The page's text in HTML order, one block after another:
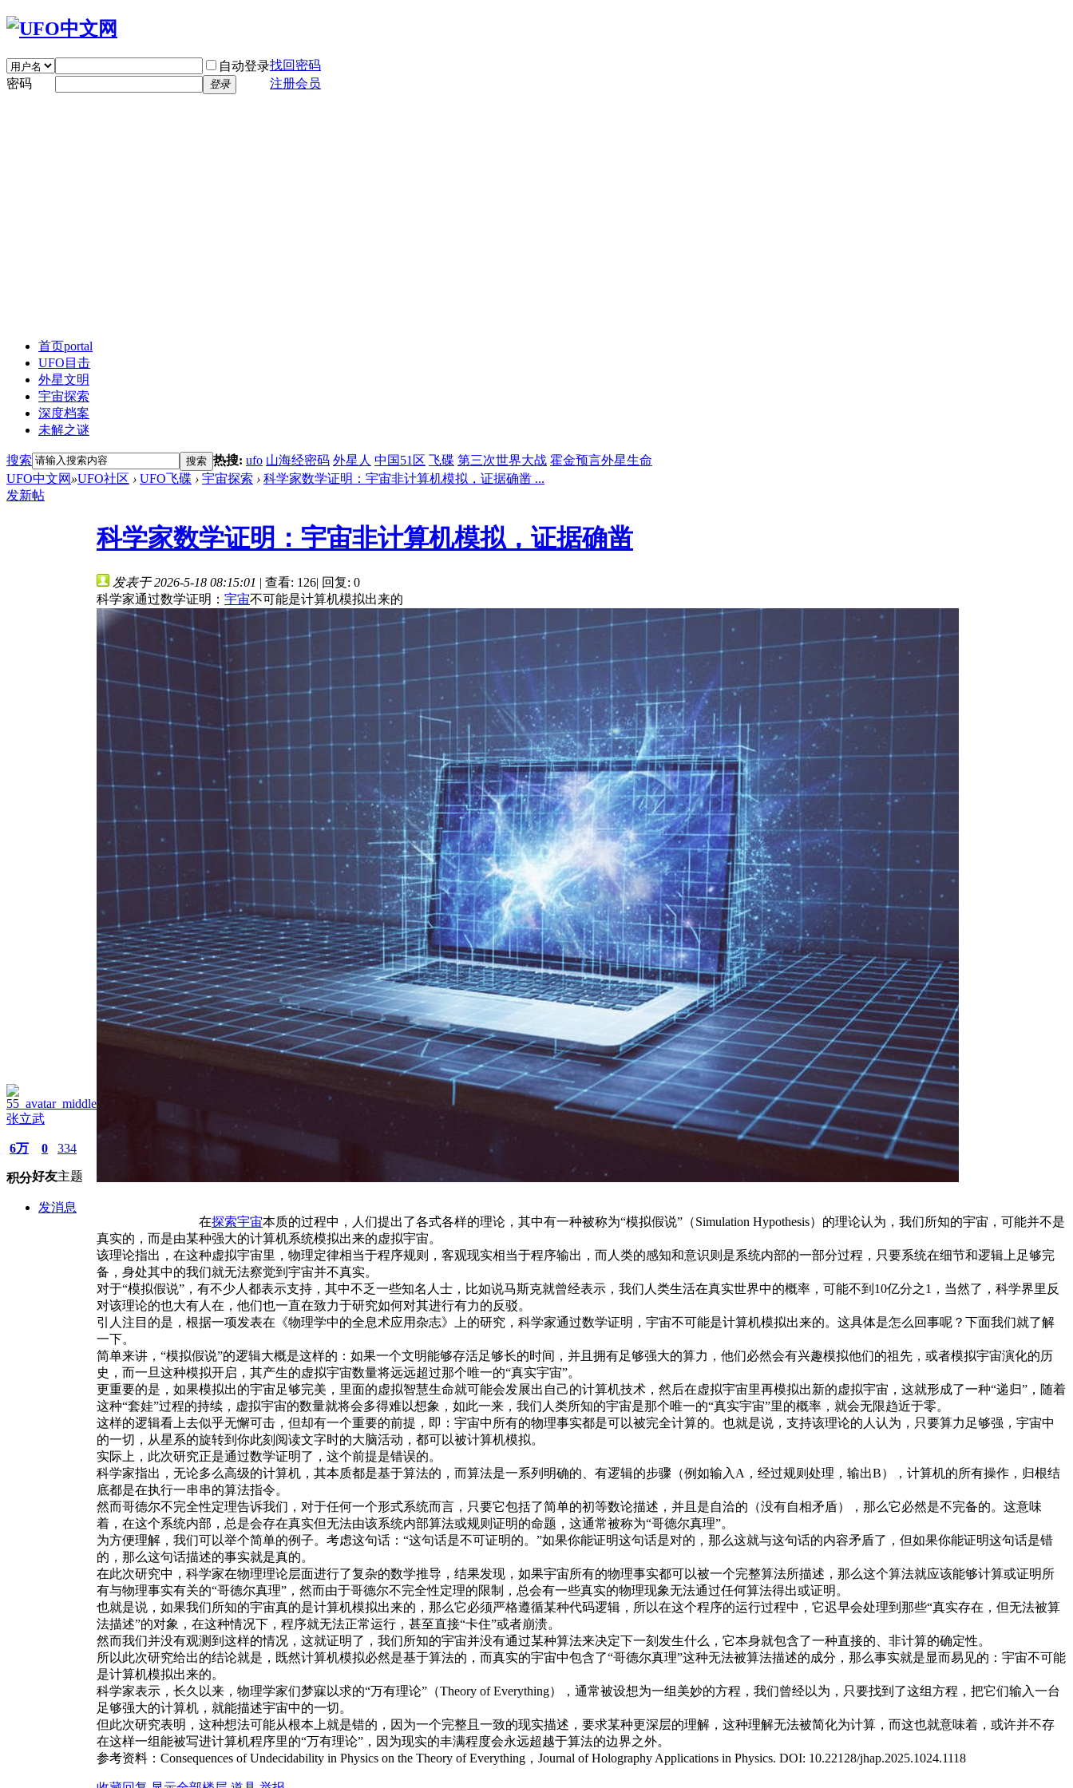
自动登录找回密码
密码
登录 注册会员
首页portal
UFO目击
外星文明
宇宙探索
深度档案
未解之谜
搜索 搜索 热搜: ufo 山海经密码 外星人 中国51区 飞碟 第三次世界大战 霍金预言外星生命
UFO中文网 »UFO社区 › UFO飞碟 › 宇宙探索 › 科学家数学证明：宇宙非计算机模拟，证据确凿 ...
发新帖
张立武
6万
积分
0
好友
334
主题
发消息
科学家数学证明：宇宙非计算机模拟，证据确凿
发表于 2026-5-18 08:15:01 | 查看: 126| 回复: 0
科学家通过数学证明： 宇宙不可能是计算机模拟出来的
在探索宇宙本质的过程中，人们提出了各式各样的理论，其中有一种被称为“模拟假说”（Simulation Hypothesis）的理论认为，我们所知的宇宙，可能并不是
真实的，而是由某种强大的计算机系统模拟出来的虚拟宇宙。
该理论指出，在这种虚拟宇宙里，物理定律相当于程序规则，客观现实相当于程序输出，而人类的感知和意识则是系统内部的一部分过程，只要系统在细节和逻辑上足够完
备，身处其中的我们就无法察觉到宇宙并不真实。
对于“模拟假说”，有不少人都表示支持，其中不乏一些知名人士，比如说马斯克就曾经表示，我们人类生活在真实世界中的概率，可能不到10亿分之1，当然了，科学界里反
对该理论的也大有人在，他们也一直在致力于研究如何对其进行有力的反驳。
引人注目的是，根据一项发表在《物理学中的全息术应用杂志》上的研究，科学家通过数学证明，宇宙不可能是计算机模拟出来的。这具体是怎么回事呢？下面我们就了解
一下。
简单来讲，“模拟假说”的逻辑大概是这样的：如果一个文明能够存活足够长的时间，并且拥有足够强大的算力，他们必然会有兴趣模拟他们的祖先，或者模拟宇宙演化的历
史，而一旦这种模拟开启，其产生的虚拟宇宙数量将远远超过那个唯一的“真实宇宙”。
更重要的是，如果模拟出的宇宙足够完美，里面的虚拟智慧生命就可能会发展出自己的计算机技术，然后在虚拟宇宙里再模拟出新的虚拟宇宙，这就形成了一种“递归”，随着
这种“套娃”过程的持续，虚拟宇宙的数量就将会多得难以想象，如此一来，我们人类所知的宇宙是那个唯一的“真实宇宙”里的概率，就会无限趋近于零。
这样的逻辑看上去似乎无懈可击，但却有一个重要的前提，即：宇宙中所有的物理事实都是可以被完全计算的。也就是说，支持该理论的人认为，只要算力足够强，宇宙中
的一切，从星系的旋转到你此刻阅读文字时的大脑活动，都可以被计算机模拟。
实际上，此次研究正是通过数学证明了，这个前提是错误的。
科学家指出，无论多么高级的计算机，其本质都是基于算法的，而算法是一系列明确的、有逻辑的步骤（例如输入A，经过规则处理，输出B），计算机的所有操作，归根结
底都是在执行一串串的算法指令。
然而哥德尔不完全性定理告诉我们，对于任何一个形式系统而言，只要它包括了简单的初等数论描述，并且是自洽的（没有自相矛盾），那么它必然是不完备的。这意味
着，在这个系统内部，总是会存在真实但无法由该系统内部算法或规则证明的命题，这通常被称为“哥德尔真理”。
为方便理解，我们可以举个简单的例子。考虑这句话：“这句话是不可证明的。”如果你能证明这句话是对的，那么这就与这句话的内容矛盾了，但如果你能证明这句话是错
的，那么这句话描述的事实就是真的。
在此次研究中，科学家在物理理论层面进行了复杂的数学推导，结果发现，如果宇宙所有的物理事实都可以被一个完整算法所描述，那么这个算法就应该能够计算或证明所
有与物理事实有关的“哥德尔真理”，然而由于哥德尔不完全性定理的限制，总会有一些真实的物理现象无法通过任何算法得出或证明。
也就是说，如果我们所知的宇宙真的是计算机模拟出来的，那么它必须严格遵循某种代码逻辑，所以在这个程序的运行过程中，它迟早会处理到那些“真实存在，但无法被算
法描述”的对象，在这种情况下，程序就无法正常运行，甚至直接“卡住”或者崩溃。
然而我们并没有观测到这样的情况，这就证明了，我们所知的宇宙并没有通过某种算法来决定下一刻发生什么，它本身就包含了一种直接的、非计算的确定性。
所以此次研究给出的结论就是，既然计算机模拟必然是基于算法的，而真实的宇宙中包含了“哥德尔真理”这种无法被算法描述的成分，那么事实就是显而易见的：宇宙不可能
是计算机模拟出来的。
科学家表示，长久以来，物理学家们梦寐以求的“万有理论”（Theory of Everything），通常被设想为一组美妙的方程，我们曾经以为，只要找到了这组方程，把它们输入一台
足够强大的计算机，就能描述宇宙中的一切。
但此次研究表明，这种想法可能从根本上就是错的，因为一个完整且一致的现实描述，要求某种更深层的理解，这种理解无法被简化为计算，而这也就意味着，或许并不存
在这样一组能被写进计算机程序里的“万有理论”，因为现实的丰满程度会永远超越于算法的边界之外。
参考资料：Consequences of Undecidability in Physics on the Theory of Everything，Journal of Holography Applications in Physics. DOI: 10.22128/jhap.2025.1024.1118